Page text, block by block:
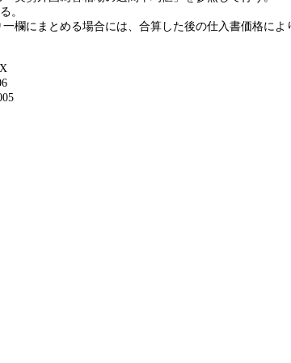
。
欄にまとめる場合には、合算した後の仕入書価格によ